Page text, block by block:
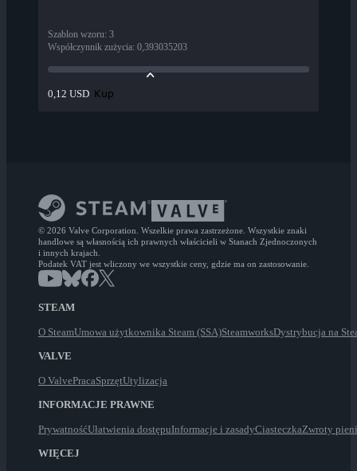
Szablon wzoru: 3
Współczynnik zużycia: 0,393035203
0,12 USD Kup
© 2026 Valve Corporation. Wszelkie prawa zastrzeżone. Wszystkie znaki
handlowe są własnością ich prawnych właścicieli w Stanach Zjednoczonych
i innych krajach.
Podatek VAT jest wliczony we wszystkie ceny, gdzie ma on zastosowanie.
STEAM
O SteamUmowa użytkownika Steam (SSA)SteamworksDystrybucja na
VALVE
O ValvePracaSprzętUtylizacja
INFORMACJE PRAWNE
PrywatnośćUłatwienia dostępuInformacje i zasadyCiasteczkaZwroty
WIĘCEJ